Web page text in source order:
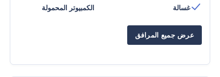
غسالة
الكمبيوتر المحمولة
عرض جميع المرافق